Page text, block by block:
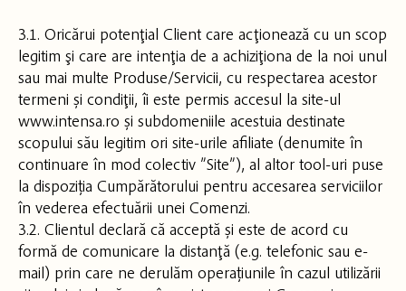
3.1. Oricărui potenţial Client care acţionează cu un scop
legitim şi care are intenţia de a achiziţiona de la noi unul
sau mai multe Produse/Servicii, cu respectarea acestor
termeni și condiţii, îi este permis accesul la site-ul
www.intensa.ro și subdomeniile acestuia destinate
scopului său legitim ori site-urile afiliate (denumite în
continuare în mod colectiv ”Site”), al altor tool-uri puse
la dispoziția Cumpărătorului pentru accesarea serviciilor
în vederea efectuării unei Comenzi.
3.2. Clientul declară că acceptă și este de acord cu
formă de comunicare la distanţă (e.g. telefonic sau e-
mail) prin care ne derulăm operațiunile în cazul utilizării